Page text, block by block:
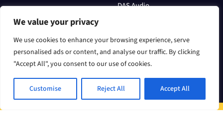
We value your privacy
We use cookies to enhance your browsing experience, serve
personalised ads or content, and analyse our traffic. By clicking
"Accept All", you consent to our use of cookies.
Customise Reject All Accept All
DAS Audio
Sectoren
In het theater
Evenementen
Speakers